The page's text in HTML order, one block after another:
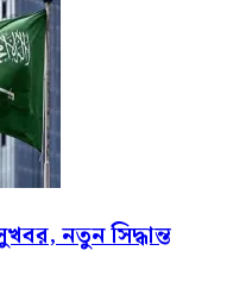
নতুন সিদ্ধান্ত